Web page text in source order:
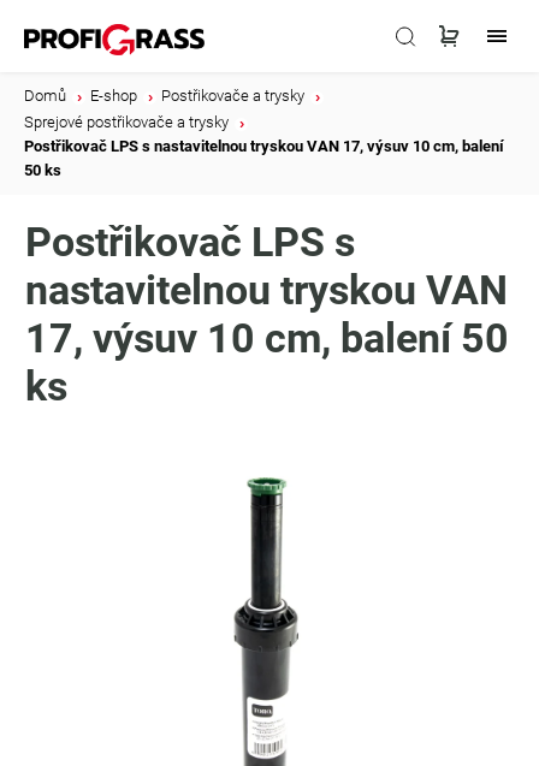
Domů E-shop Postřikovače a trysky
Sprejové postřikovače a trysky
Postřikovač LPS s nastavitelnou tryskou VAN 17, výsuv 10 cm, balení
50 ks
Postřikovač LPS s
nastavitelnou tryskou VAN
17, výsuv 10 cm, balení 50
ks